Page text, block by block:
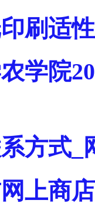
刷适
学院
方式_
上商